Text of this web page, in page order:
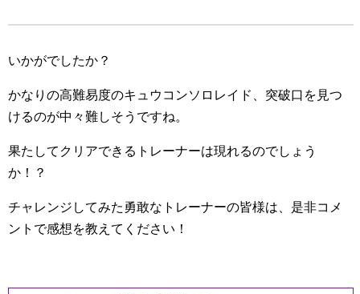
いかがでしたか？
かなりの高難易度のキュウコンソロレイド、突破口を見つ
けるのが中々難しそうですね。
果たしてクリアできるトレーナーは現れるのでしょう
か！？
チャレンジしてみた勇敢なトレーナーの皆様は、是非コメ
ントで感想を教えてください！